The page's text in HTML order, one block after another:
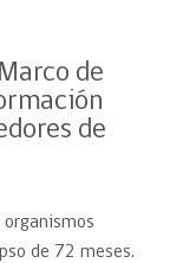
de
de
de 72 meses.